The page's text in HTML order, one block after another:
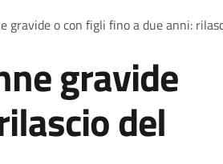
gravide o con figli fino a due anni:
gravide
del